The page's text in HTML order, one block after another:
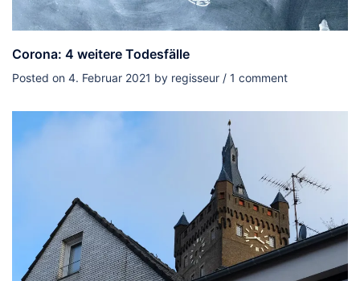
Corona: 4 weitere Todesfälle
Posted on 4. Februar 2021 by regisseur / 1 comment